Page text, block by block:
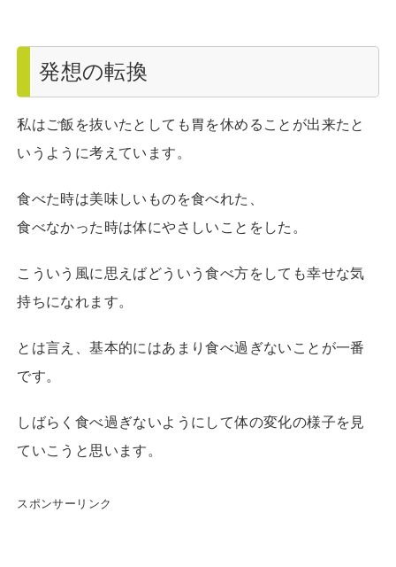
発想の転換
私はご飯を抜いたとしても胃を休めることが出来たと
いうように考えています。
食べた時は美味しいものを食べれた、
食べなかった時は体にやさしいことをした。
こういう風に思えばどういう食べ方をしても幸せな気
持ちになれます。
とは言え、基本的にはあまり食べ過ぎないことが一番
です。
しばらく食べ過ぎないようにして体の変化の様子を見
ていこうと思います。
スポンサーリンク